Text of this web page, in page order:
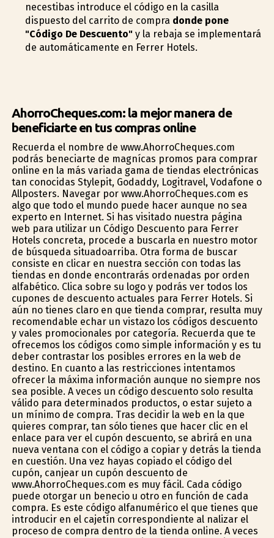
necestibas introduce el código en la casilla
dispuesto del carrito de compra donde pone
"Código De Descuento"y la rebaja se implementará
de automáticamente en Ferrer Hotels.
AhorroCheques.com: la mejor manera de
beneficiarte en tus compras online
Recuerda el nombre de www.AhorroCheques.com
podrás beneficiarte de magníficas promos para comprar
online en la más variada gama de tiendas electrónicas
tan conocidas Stylepit, Godaddy, Logitravel, Vodafone o
Allposters. Navegar por www.AhorroCheques.com es
algo que todo el mundo puede hacer aunque no sea
experto en Internet. Si has visitado nuestra página
web para utilizar un Código Descuento para Ferrer
Hotels concreta, procede a buscarla en nuestro motor
de búsqueda situadoarriba. Otra forma de buscar
consiste en clicar en nuestra sección con todas las
tiendas en donde encontrarás ordenadas por orden
alfabético. Clica sobre su logo y podrás ver todos los
cupones de descuento actuales para Ferrer Hotels. Si
aún no tienes claro en que tienda comprar, resulta muy
recomendable echar un vistazo los códigos descuento
y vales promocionales por categoría. Recuerda que te
ofrecemos los códigos como simple información y es tu
deber contrastar los posibles errores en la web de
destino. En cuanto a las restricciones intentamos
ofrecer la máxima información aunque no siempre nos
sea posible. A veces un código descuento solo resulta
válido para determinados productos, o estar sujeto a
un mínimo de compra. Tras decidir la web en la que
quieres comprar, tan sólo tienes que hacer clic en el
enlace para ver el cupón descuento, se abrirá en una
nueva ventana con el código a copiar y detrás la tienda
en cuestión. Una vez hayas copiado el código del
cupón, canjear un cupón descuento de
www.AhorroCheques.com es muy fácil. Cada código
puede otorgar un beneficio u otro en función de cada
compra. Es este código alfanumérico el que tienes que
introducir en el cajetín correspondiente al finalizar el
proceso de compra dentro de la tienda online. A veces